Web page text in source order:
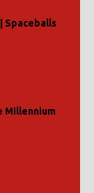
Spaceballs
Millennium